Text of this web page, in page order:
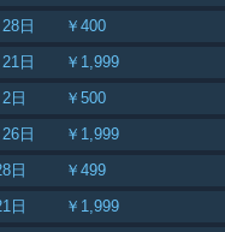
日
￥400
日
￥1,999
日
￥500
日
￥1,999
日
￥499
日
￥1,999